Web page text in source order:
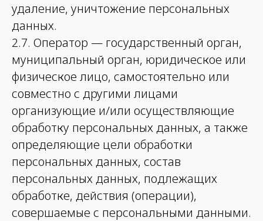
удаление, уничтожение персональных
данных.
2.7. Оператор — государственный орган,
муниципальный орган, юридическое или
физическое лицо, самостоятельно или
совместно с другими лицами
организующие и/или осуществляющие
обработку персональных данных, а также
определяющие цели обработки
персональных данных, состав
персональных данных, подлежащих
обработке, действия (операции),
совершаемые с персональными данными.